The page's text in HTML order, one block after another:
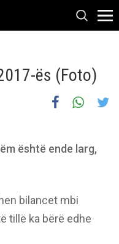
ës (Foto)
është ende larg,
bilancet mbi
tillë ka bërë edhe